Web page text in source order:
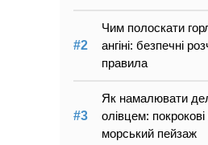
Чим полоскати
ангіні: безпечні
правила
Як намалювати
олівцем:
морський пейзаж